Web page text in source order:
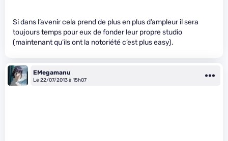
Si dans l’avenir cela prend de plus en plus d’ampleur il sera
toujours temps pour eux de fonder leur propre studio
(maintenant qu’ils ont la notoriété c’est plus easy).
EMegamanu
Le 22/07/2013 à 15h07